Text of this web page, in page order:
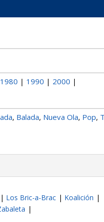
1980 | 1990 | 2000 |
, Balada, Nueva Ola, Pop,
| Los Bric-a-Brac | Koalición |
|